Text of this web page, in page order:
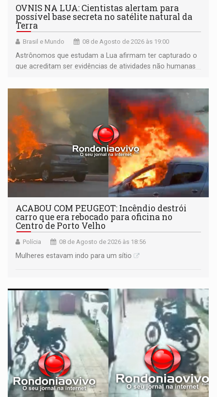
OVNIS NA LUA: Cientistas alertam para
possível base secreta no satélite natural da
Terra
Brasil e Mundo 08 de Agosto de 2026 às 19:00
Astrônomos que estudam a Lua afirmam ter capturado o
que acreditam ser evidências de atividades não humanas
órbita
ACABOU COM PEUGEOT: Incêndio destrói
carro que era rebocado para oficina no
Centro de Porto Velho
Polícia 08 de Agosto de 2026 às 18:56
Mulheres estavam indo para um sítio